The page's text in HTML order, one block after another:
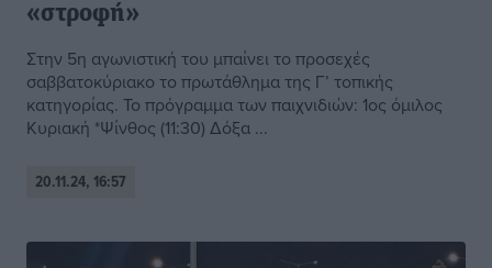
«στροφή»
Στην 5η αγωνιστική του μπαίνει το προσεχές
σαββατοκύριακο το πρωτάθλημα της Γ’ τοπικής
κατηγορίας. Το πρόγραμμα των παιχνιδιών: 1ος όμιλος
Κυριακή *Ψίνθος (11:30) Δόξα ...
20.11.24, 16:57